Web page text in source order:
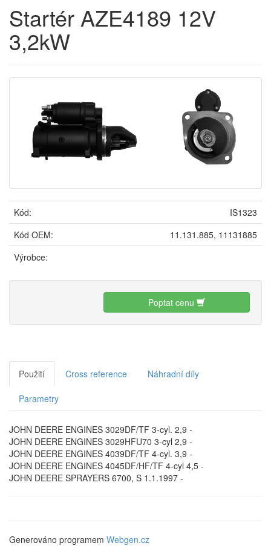
Startér AZE4189 12V
3,2kW
Kód:
IS1323
Kód OEM:
11.131.885, 11131885
Výrobce:
Poptat cenu
Použití Cross reference Náhradní díly
Parametry
JOHN DEERE ENGINES 3029DF/TF 3-cyl. 2,9 -
JOHN DEERE ENGINES 3029HFU70 3-cyl 2,9 -
JOHN DEERE ENGINES 4039DF/TF 4-cyl. 3,9 -
JOHN DEERE ENGINES 4045DF/HF/TF 4-cyl 4,5 -
JOHN DEERE SPRAYERS 6700, S 1.1.1997 -
Generováno programem Webgen.cz